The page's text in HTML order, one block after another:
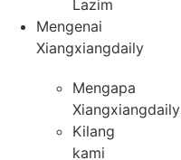
Lazim
Mengenai
Xiangxiangdaily
Mengapa
Xiangxiangdaily
Kilang
kami